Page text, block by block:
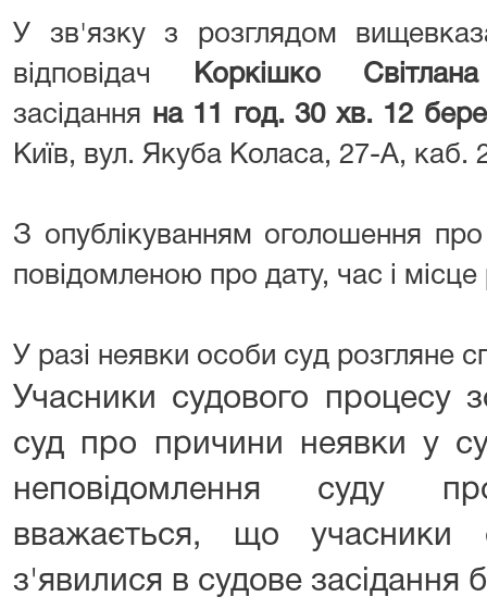
У зв'язку з розглядом
відповідач Коркішко Світлана
засідання на 11 год. 30 хв. 12
Київ, вул. Якуба Коласа, 27-А, каб.
З опублікуванням оголошення
повідомленою про дату, час і
У разі неявки особи суд розгляне
Учасники судового процесу
суд про причини неявки у
неповідомлення суду
вважається, що учасники
з'явилися в судове засідання